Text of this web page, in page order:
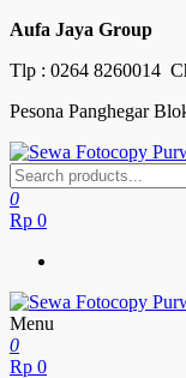
Skip
the
Aufa Jaya Group
Tlp : 0264 8260014
Pesona Panghegar
Sewa Fotocopy
Free Maintenance
0
Rp 0
Sewa Fotocopy
Free Maintenance
Menu
0
Rp 0